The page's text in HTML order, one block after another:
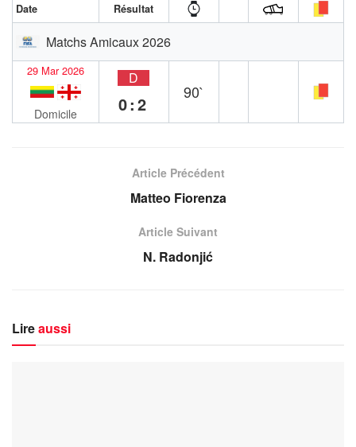
Date Résultat
Matchs Amicaux 2026
29 Mar 2026
Domicile
D
0:2
90`
Article Précédent
Matteo Fiorenza
Article Suivant
N. Radonjić
Lireaussi